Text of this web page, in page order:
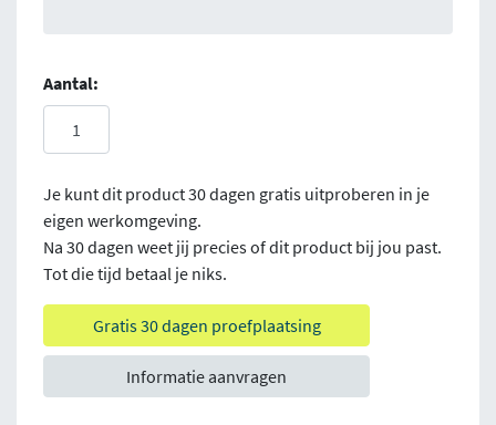
Aantal:
Je kunt dit product 30 dagen gratis uitproberen in je
eigen werkomgeving.
Na 30 dagen weet jij precies of dit product bij jou past.
Tot die tijd betaal je niks.
Gratis 30 dagen proefplaatsing
Informatie aanvragen